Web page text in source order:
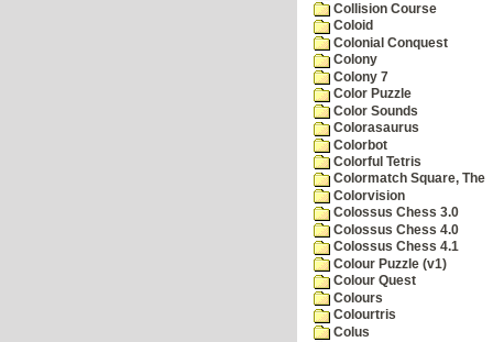
Collision Course
Coloid
Colonial Conquest
Colony
Colony 7
Color Puzzle
Color Sounds
Colorasaurus
Colorbot
Colorful Tetris
Colormatch Square, The
Colorvision
Colossus Chess 3.0
Colossus Chess 4.0
Colossus Chess 4.1
Colour Puzzle (v1)
Colour Quest
Colours
Colourtris
Colus